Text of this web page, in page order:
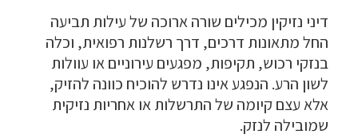
דיני נזיקין מכילים שורה ארוכה של עילות תביעה
החל מתאונות דרכים, דרך רשלנות רפואית, וכלה
בנזקי רכוש, תקיפות, מפגעים עירוניים או עוולות
לשון הרע. הנפגע אינו נדרש להוכיח כוונה להזיק,
אלא עצם קיומה של התרשלות או אחריות נזיקית
שמובילה לנזק.